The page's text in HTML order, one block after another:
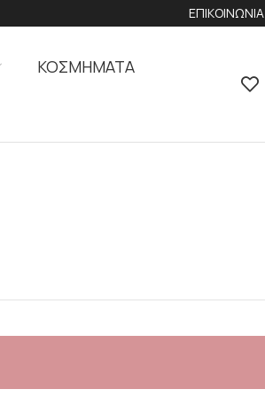
ΕΠΙΚΟΙΝΩΝΙΑ
ΚΟΣΜΗΜΑΤΑ